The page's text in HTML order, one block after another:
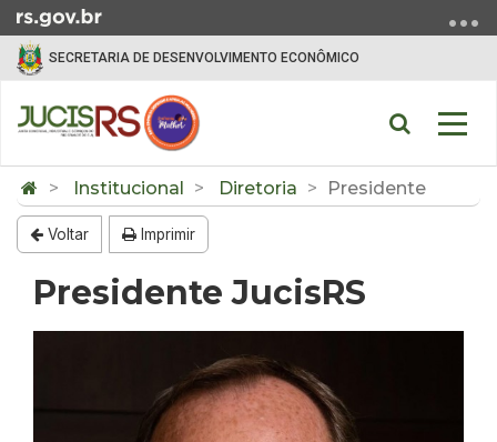
Ir para o conteúdo
SECRETARIA DE DESENVOLVIMENTO ECONÔMICO
Abrir a
Início do conteúdo
Institucional Diretoria Presidente
Voltar Imprimir
Presidente JucisRS